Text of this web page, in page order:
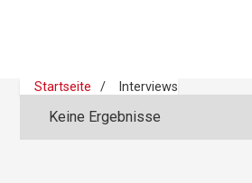
Startseite Interviews
Keine Ergebnisse